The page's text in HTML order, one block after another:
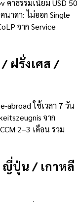
ค่าธรรมเนียม USD 50
นาดา: ไม่ออก Single
จาก Service
ฝรั่งเศส /
abroad ใช้เวลา 7 วัน
จาก
2–3 เดือน รวม
ญี่ปุ่น / เกาหลี